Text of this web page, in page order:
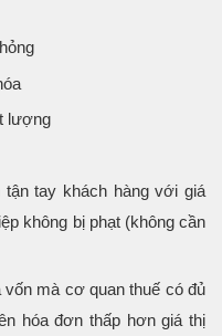
lượng
tận tay khách hàng với giá
không bị phạt (không cần
vốn mà cơ quan thuế có đủ
hóa đơn thấp hơn giá thị